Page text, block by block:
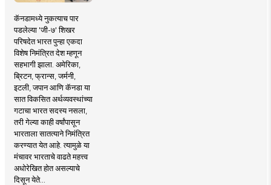
कॅनडामध्ये नुकत्याच पार
पडलेल्या 'जी-७' शिखर
परिषदेत भारत पुन्हा एकदा
विशेष निमंत्रित देश म्हणून
सहभागी झाला. अमेरिका,
ब्रिटन, फ्रान्स, जर्मनी,
इटली, जपान आणि कॅनडा या
सात विकसित अर्थव्यवस्थांच्या
गटाचा भारत सदस्य नसला,
तरी गेल्या काही वर्षांपासून
भारताला सातत्याने निमंत्रित
करण्यात येत आहे. त्यामुळे या
मंचावर भारताचे वाढते महत्त्व
अधोरेखित होत असल्याचे
दिसून येते...